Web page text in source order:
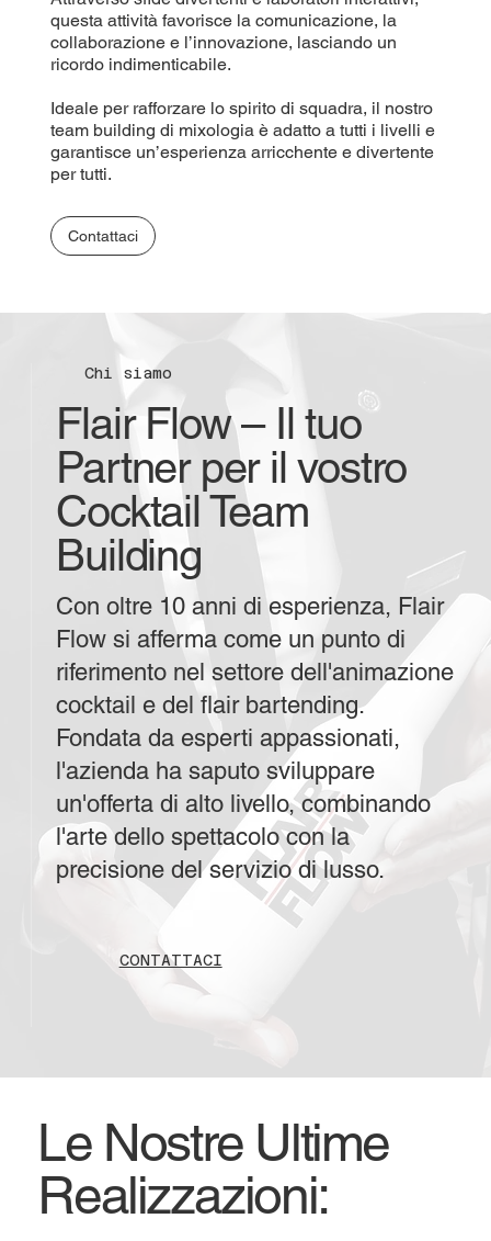
questa attività favorisce la comunicazione, la
collaborazione e l’innovazione, lasciando un
ricordo indimenticabile.
Ideale per rafforzare lo spirito di squadra, il nostro
team building di mixologia è adatto a tutti i livelli e
garantisce un’esperienza arricchente e divertente
per tutti.
Contattaci
Chi siamo
Flair Flow – Il tuo
Partner per il vostro
Cocktail Team
Building
CONTATTACI
Con oltre 10 anni di esperienza, Flair
Flow si afferma come un punto di
riferimento nel settore dell'animazione
cocktail e del flair bartending.
Fondata da esperti appassionati,
l'azienda ha saputo sviluppare
un'offerta di alto livello, combinando
l'arte dello spettacolo con la
precisione del servizio di lusso.
Le Nostre Ultime
Realizzazioni: